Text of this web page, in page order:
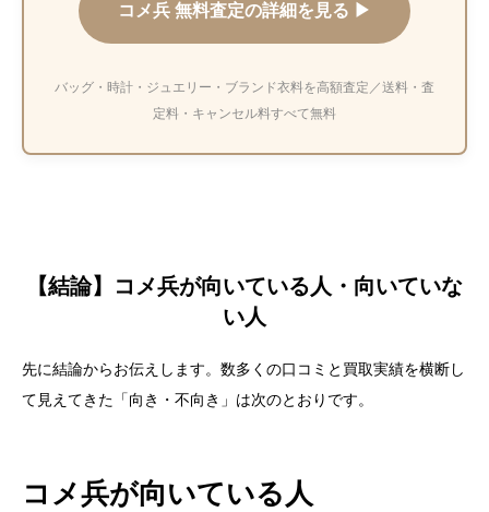
コメ兵 無料査定の詳細を見る ▶
バッグ・時計・ジュエリー・ブランド衣料を高額査定／送料・査
定料・キャンセル料すべて無料
【結論】コメ兵が向いている人・向いていな
い人
先に結論からお伝えします。数多くの口コミと買取実績を横断し
て見えてきた「向き・不向き」は次のとおりです。
コメ兵が向いている人